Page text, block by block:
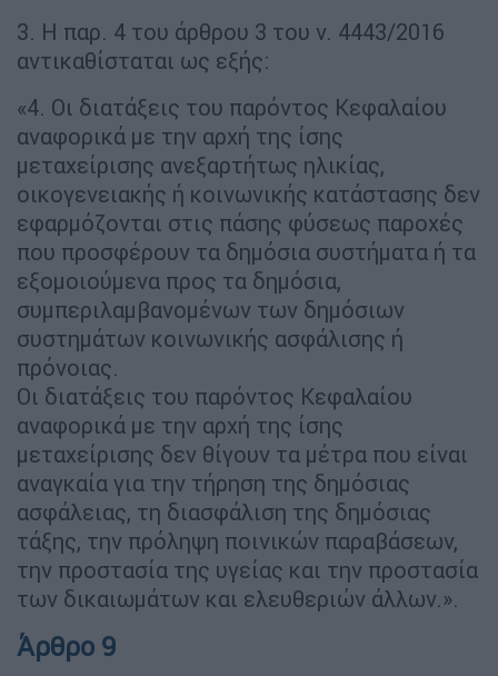
3. Η παρ. 4 του άρθρου 3 του ν. 4443/2016
αντικαθίσταται ως εξής:
«4. Οι διατάξεις του παρόντος Κεφαλαίου
αναφορικά με την αρχή της ίσης
μεταχείρισης ανεξαρτήτως ηλικίας,
οικογενειακής ή κοινωνικής κατάστασης δεν
εφαρμόζονται στις πάσης φύσεως παροχές
που προσφέρουν τα δημόσια συστήματα ή τα
εξομοιούμενα προς τα δημόσια,
συμπεριλαμβανομένων των δημόσιων
συστημάτων κοινωνικής ασφάλισης ή
πρόνοιας.
Οι διατάξεις του παρόντος Κεφαλαίου
αναφορικά με την αρχή της ίσης
μεταχείρισης δεν θίγουν τα μέτρα που είναι
αναγκαία για την τήρηση της δημόσιας
ασφάλειας, τη διασφάλιση της δημόσιας
τάξης, την πρόληψη ποινικών παραβάσεων,
την προστασία της υγείας και την προστασία
των δικαιωμάτων και ελευθεριών άλλων.».
Άρθρο 9